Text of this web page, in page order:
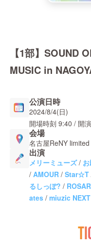
【1部】SOUND
MUSIC in
公演日時
2024/8/4(日)
開場時刻 9:40 / 開
会場
名古屋ReNY limited
出演
メリーミューズ/
/ AMOUR / Star☆T
るしっぽ? /
ates / miuzic NEXT